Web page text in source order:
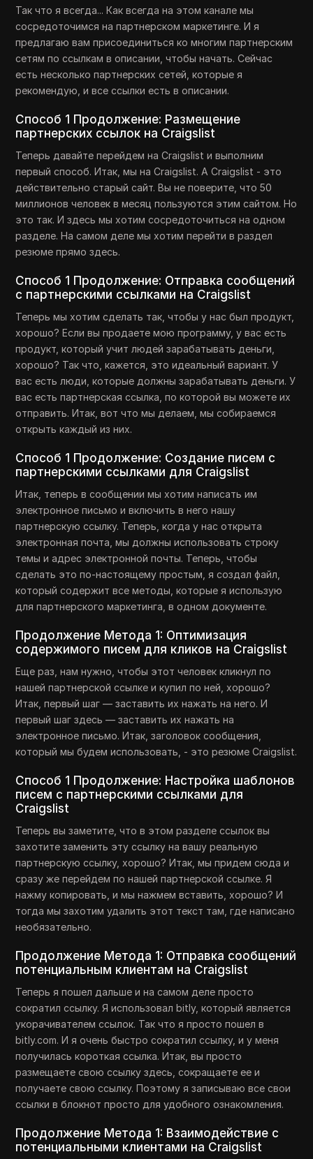
Так что я всегда... Как всегда на этом канале мы
сосредоточимся на партнерском маркетинге. И я
предлагаю вам присоединиться ко многим партнерским
сетям по ссылкам в описании, чтобы начать. Сейчас
есть несколько партнерских сетей, которые я
рекомендую, и все ссылки есть в описании.
Способ 1 Продолжение: Размещение
партнерских ссылок на Craigslist
Теперь давайте перейдем на Craigslist и выполним
первый способ. Итак, мы на Craigslist. А Craigslist - это
действительно старый сайт. Вы не поверите, что 50
миллионов человек в месяц пользуются этим сайтом. Но
это так. И здесь мы хотим сосредоточиться на одном
разделе. На самом деле мы хотим перейти в раздел
резюме прямо здесь.
Способ 1 Продолжение: Отправка сообщений
с партнерскими ссылками на Craigslist
Теперь мы хотим сделать так, чтобы у нас был продукт,
хорошо? Если вы продаете мою программу, у вас есть
продукт, который учит людей зарабатывать деньги,
хорошо? Так что, кажется, это идеальный вариант. У
вас есть люди, которые должны зарабатывать деньги. У
вас есть партнерская ссылка, по которой вы можете их
отправить. Итак, вот что мы делаем, мы собираемся
открыть каждый из них.
Способ 1 Продолжение: Создание писем с
партнерскими ссылками для Craigslist
Итак, теперь в сообщении мы хотим написать им
электронное письмо и включить в него нашу
партнерскую ссылку. Теперь, когда у нас открыта
электронная почта, мы должны использовать строку
темы и адрес электронной почты. Теперь, чтобы
сделать это по-настоящему простым, я создал файл,
который содержит все методы, которые я использую
для партнерского маркетинга, в одном документе.
Продолжение Метода 1: Оптимизация
содержимого писем для кликов на Craigslist
Еще раз, нам нужно, чтобы этот человек кликнул по
нашей партнерской ссылке и купил по ней, хорошо?
Итак, первый шаг — заставить их нажать на него. И
первый шаг здесь — заставить их нажать на
электронное письмо. Итак, заголовок сообщения,
который мы будем использовать, - это резюме Craigslist.
Способ 1 Продолжение: Настройка шаблонов
писем с партнерскими ссылками для
Craigslist
Теперь вы заметите, что в этом разделе ссылок вы
захотите заменить эту ссылку на вашу реальную
партнерскую ссылку, хорошо? Итак, мы придем сюда и
сразу же перейдем по нашей партнерской ссылке. Я
нажму копировать, и мы нажмем вставить, хорошо? И
тогда мы захотим удалить этот текст там, где написано
необязательно.
Продолжение Метода 1: Отправка сообщений
потенциальным клиентам на Craigslist
Теперь я пошел дальше и на самом деле просто
сократил ссылку. Я использовал bitly, который является
укорачивателем ссылок. Так что я просто пошел в
bitly.com. И я очень быстро сократил ссылку, и у меня
получилась короткая ссылка. Итак, вы просто
размещаете свою ссылку здесь, сокращаете ее и
получаете свою ссылку. Поэтому я записываю все свои
ссылки в блокнот просто для удобного ознакомления.
Продолжение Метода 1: Взаимодействие с
потенциальными клиентами на Craigslist